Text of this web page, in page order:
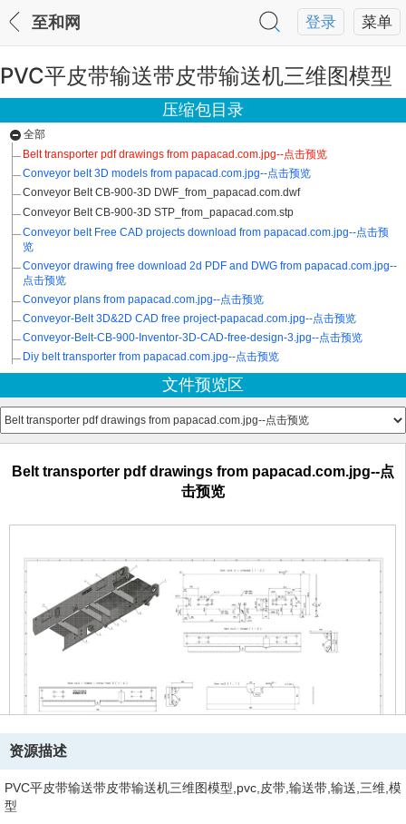
菜单
登录
至和网
PVC平皮带输送带皮带输送机三维图模型
压缩包目录
全部
Belt transporter pdf drawings from papacad.com.jpg--点击预览
Conveyor belt 3D models from papacad.com.jpg--点击预览
Conveyor Belt CB-900-3D DWF_from_papacad.com.dwf
Conveyor Belt CB-900-3D STP_from_papacad.com.stp
Conveyor belt Free CAD projects download from papacad.com.jpg--点击预
览
Conveyor drawing free download 2d PDF and DWG from papacad.com.jpg--
点击预览
Conveyor plans from papacad.com.jpg--点击预览
Conveyor-Belt 3D&2D CAD free project-papacad.com.jpg--点击预览
Conveyor-Belt-CB-900-Inventor-3D-CAD-free-design-3.jpg--点击预览
Diy belt transporter from papacad.com.jpg--点击预览
文件预览区
Belt transporter pdf drawings from papacad.com.jpg--点
击预览
资源描述
PVC平皮带输送带皮带输送机三维图模型,pvc,皮带,输送带,输送,三维,模
型